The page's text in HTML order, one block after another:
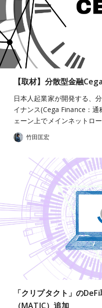
【取材】分散型金融
日本人起業家が開発する、
イナンス(Cega Finance：
ェーン上でメインネットロ
竹田匡宏
「クリプタクト」の
（MATIC）追加